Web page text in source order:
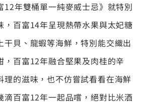
12年雙桶單一純麥威士忌》就特別
，百富14年呈現熱帶水果與太妃糖
干貝、龍蝦等海鮮，特別能交織出
，百富12年融合堅果及肉桂的辛
理的滋味，也不仿嘗試看看在海鮮
滴百富12年一起品嚐，絕對比米酒